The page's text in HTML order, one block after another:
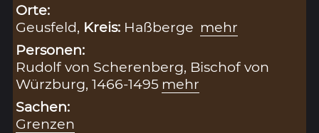
Orte:
Geusfeld, Kreis: Haßberge mehr
Personen:
Rudolf von Scherenberg, Bischof von
Würzburg, 1466-1495 mehr
Sachen:
Grenzen